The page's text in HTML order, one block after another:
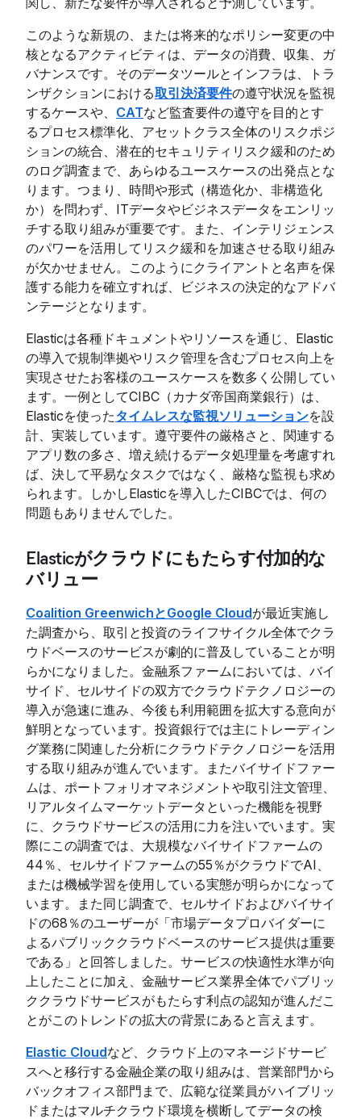
このような新規の、または将来的なポリシー変更の中
核となるアクティビティは、データの消費、収集、ガ
バナンスです。そのデータツールとインフラは、トラ
ンザクションにおける取引決済要件の遵守状況を監視
するケースや、 CATなど監査要件の遵守を目的とす
るプロセス標準化、アセットクラス全体のリスクポジ
ションの統合、潜在的セキュリティリスク緩和のため
のログ調査まで、あらゆるユースケースの出発点とな
ります。つまり、時間や形式（構造化か、非構造化
か）を問わず、ITデータやビジネスデータをエンリッ
チする取り組みが重要です。また、インテリジェンス
のパワーを活用してリスク緩和を加速させる取り組み
が欠かせません。このようにクライアントと名声を保
護する能力を確立すれば、ビジネスの決定的なアドバ
ンテージとなります。
Elasticは各種ドキュメントやリソースを通じ、Elastic
の導入で規制準拠やリスク管理を含むプロセス向上を
実現させたお客様のユースケースを数多く公開してい
ます。一例としてCIBC（カナダ帝国商業銀行）は、
Elasticを使ったタイムレスな監視ソリューションを設
計、実装しています。遵守要件の厳格さと、関連する
アプリ数の多さ、増え続けるデータ処理量を考慮すれ
ば、決して平易なタスクではなく、厳格な監視も求め
られます。しかしElasticを導入したCIBCでは、何の
問題もありませんでした。
Elasticがクラウドにもたらす付加的な
バリュー
Coalition GreenwichとGoogle Cloudが最近実施し
た調査から、取引と投資のライフサイクル全体でクラ
ウドベースのサービスが劇的に普及していることが明
らかになりました。金融系ファームにおいては、バイ
サイド、セルサイドの双方でクラウドテクノロジーの
導入が急速に進み、今後も利用範囲を拡大する意向が
鮮明となっています。投資銀行では主にトレーディン
グ業務に関連した分析にクラウドテクノロジーを活用
する取り組みが進んでいます。またバイサイドファー
ムは、ポートフォリオマネジメントや取引注文管理、
リアルタイムマーケットデータといった機能を視野
に、クラウドサービスの活用に力を注いでいます。実
際にこの調査では、大規模なバイサイドファームの
44％、セルサイドファームの55％がクラウドでAI、
または機械学習を使用している実態が明らかになって
います。また同じ調査で、セルサイドおよびバイサイ
ドの68％のユーザーが「市場データプロバイダーに
よるパブリッククラウドベースのサービス提供は重要
である」と回答しました。サービスの快適性水準が向
上したことに加え、金融サービス業界全体でパブリッ
ククラウドサービスがもたらす利点の認知が進んだこ
とがこのトレンドの拡大の背景にあると言えます。
Elastic Cloudなど、クラウド上のマネージドサービ
スへと移行する金融企業の取り組みは、営業部門から
バックオフィス部門まで、広範な従業員がハイブリッ
ドまたはマルチクラウド環境を横断してデータの検